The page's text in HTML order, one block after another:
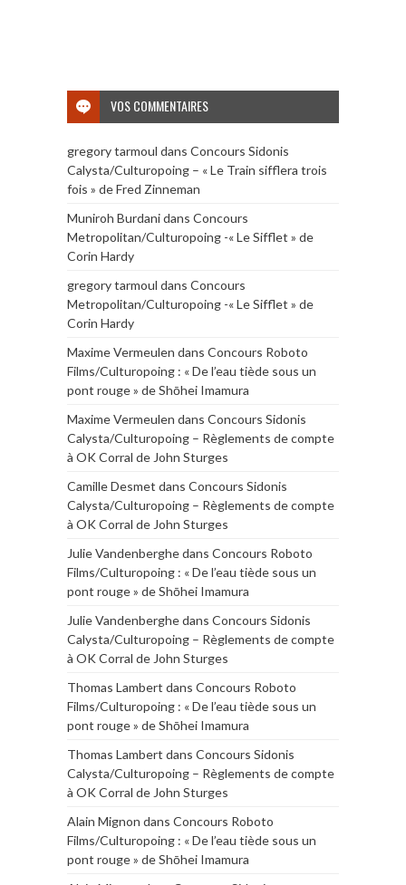
VOS COMMENTAIRES
gregory tarmoul dans Concours Sidonis
Calysta/Culturopoing – « Le Train sifflera trois
fois » de Fred Zinneman
Muniroh Burdanidans Concours
Metropolitan/Culturopoing -« Le Sifflet » de
Corin Hardy
gregory tarmoul dans Concours
Metropolitan/Culturopoing -« Le Sifflet » de
Corin Hardy
Maxime Vermeulen dans Concours Roboto
Films/Culturopoing : « De l’eau tiède sous un
pont rouge » de Shōhei Imamura
Maxime Vermeulen dans Concours Sidonis
Calysta/Culturopoing – Règlements de compte
à OK Corral de John Sturges
Camille Desmet dans Concours Sidonis
Calysta/Culturopoing – Règlements de compte
à OK Corral de John Sturges
Julie Vandenberghedans Concours Roboto
Films/Culturopoing : « De l’eau tiède sous un
pont rouge » de Shōhei Imamura
Julie Vandenberghedans Concours Sidonis
Calysta/Culturopoing – Règlements de compte
à OK Corral de John Sturges
Thomas Lambert dans Concours Roboto
Films/Culturopoing : « De l’eau tiède sous un
pont rouge » de Shōhei Imamura
Thomas Lambert dans Concours Sidonis
Calysta/Culturopoing – Règlements de compte
à OK Corral de John Sturges
Alain Mignon dans Concours Roboto
Films/Culturopoing : « De l’eau tiède sous un
pont rouge » de Shōhei Imamura